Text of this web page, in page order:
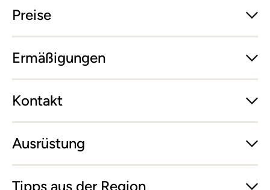
Preise
Ermäßigungen
Kontakt
Ausrüstung
Tipps aus der Region